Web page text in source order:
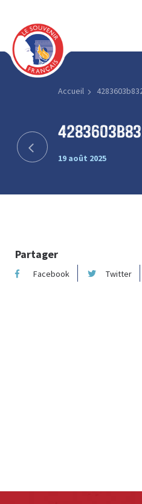
Accueil
19 août 2025
Partager
Facebook Twitter